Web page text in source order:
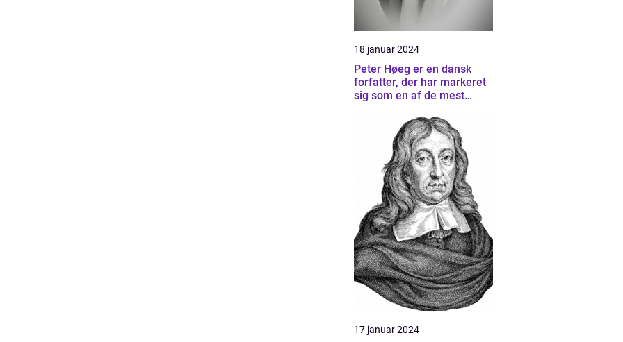
18 januar 2024
Peter Høeg er en dansk
forfatter, der har markeret
sig som en af de mest
inden for dansk litteratur
17 januar 2024